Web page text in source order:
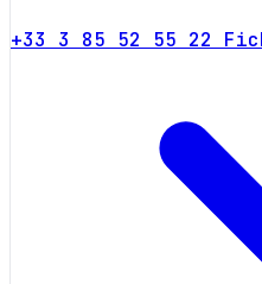
+33 3 85 52 55 22